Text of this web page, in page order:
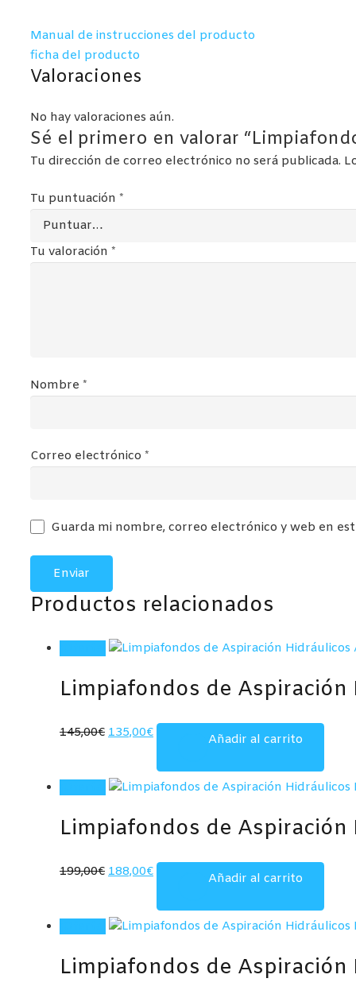
Manual de instrucciones del producto
ficha del producto
Valoraciones
No hay valoraciones aún.
Sé el primero en valorar
Tu dirección de correo electrónico no será publicada.
Tu puntuación *
Tu valoración *
Nombre *
Correo electrónico *
Guarda mi nombre, correo electrónico y web en
Productos relacionados
Limpiafondos de Aspiración
145,00€ El
era:
135,00€El
actual
es:
Añadir al carrito
Limpiafondos de Aspiración
199,00€ El
era:
188,00€El
actual
es:
Añadir al carrito
Limpiafondos de Aspiración